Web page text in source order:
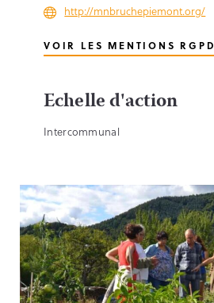
http://mnbruchepiemont.org/
VOIR LES MENTIONS RGPD
Echelle d'action
Intercommunal